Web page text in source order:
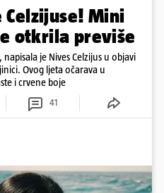
Celzijuse! Mini
otkrila previše
je Nives Celzijus u objavi
Ovog ljeta očarava u
i crvene boje
41